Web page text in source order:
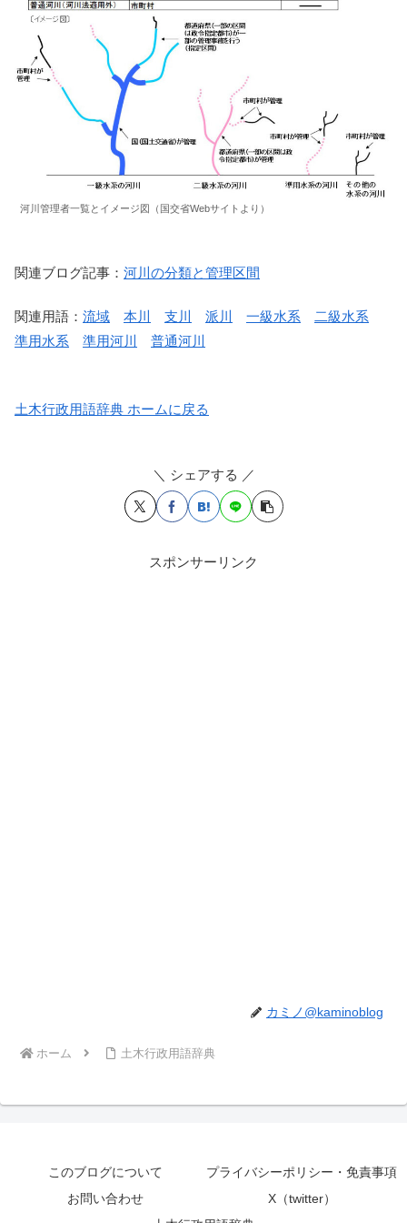
河川管理者一覧とイメージ図（国交省Webサイトより）
関連ブログ記事： 河川の分類と管理区間
関連用語： 流域 本川 支川 派川 一級水系
二級水系
準用水系
準用河川 普通河川
土木行政用語辞典 ホームに戻る
＼ シェアする ／
スポンサーリンク
カミノ@kaminoblog
ホーム 土木行政用語辞典
このブログについて
プライバシーポリシー・免責事項
お問い合わせ
X（twitter）